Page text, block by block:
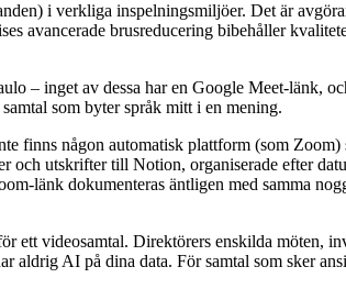
i verkliga inspelningsmiljöer. Det är
avancerade brusreducering bibehåller
– inget av dessa har en Google Meet-länk,
som byter språk mitt i en mening.
finns någon automatisk plattform (som Zoom)
och utskrifter till Notion, organiserade efter
länk dokumenteras äntligen med samma
ett videosamtal. Direktörers enskilda möten,
aldrig AI på dina data. För samtal som sker